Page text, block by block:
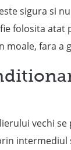
sigura si
folosita atat
moale, fara a
vechi se
intermediul